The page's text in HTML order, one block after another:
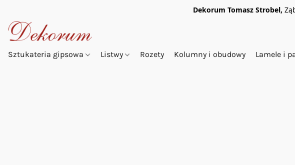
Dekorum Tomasz Strobel,
Sztukateria gipsowa Listwy Rozety Kolumny i obudowy Lamele i